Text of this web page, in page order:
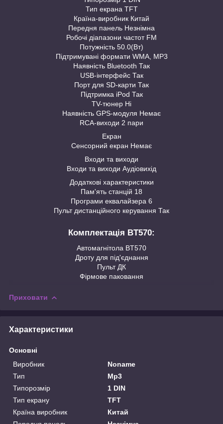
Тип екрана TFT
Країна-виробник Китай
Передня панель Незнімна
Робочі діапазони частот FM
Потужність 50.0(Вт)
Підтримувані формати WMA, MP3
Наявність Bluetooth Так
USB-інтерфейс Так
Порт для SD-карти Так
Підтримка iPod Так
TV-тюнер Ні
Наявність GPS-модуля Немає
RCA-виходи 2 пари
Екран
Сенсорний екран Немає
Входи та виходи
Входи та виходи Аудіовихід
Додаткові характеристики
Пам'ять станцій 18
Програми еквалайзера 6
Пульт дистанційного керування Так
Комплектація BT570:
Автомагнітола BT570
Дроту для під'єднання
Пульт ДК
Фірмове паковання
Приховати
Характеристики
Основні
Виробник
Noname
Тип
Mp3
Типорозмір
1 DIN
Тип екрану
TFT
Країна виробник
Китай